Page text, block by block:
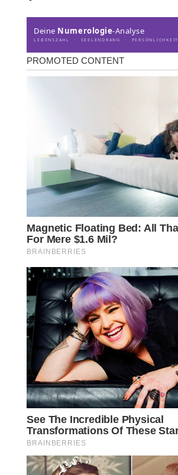
Deine Numerologie-Analyse
LEBENSZAHL · SEELENDRANG · PERSÖNLICHKEIT